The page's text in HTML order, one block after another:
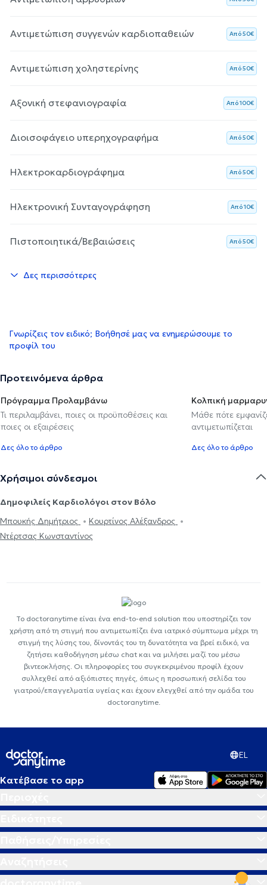
Αντιμετώπιση συγγενών καρδιοπαθειών Aπό 50€
Αντιμετώπιση χοληστερίνης Aπό 50€
Αξονική στεφανιογραφία Aπό 100€
Διοισοφάγειο υπερηχογραφήμα Aπό 50€
Ηλεκτροκαρδιογράφημα Aπό 50€
Ηλεκτρονική Συνταγογράφηση Aπό 10€
Πιστοποιητικά/Βεβαιώσεις Aπό 50€
Δες περισσότερες
Γνωρίζεις τον ειδικό; Βοήθησέ μας να ενημερώσουμε το
προφίλ του
Προτεινόμενα άρθρα
Πρόγραμμα Προλαμβάνω
Τι περιλαμβάνει, ποιες οι προϋποθέσεις και
ποιες οι εξαιρέσεις
Δες όλο το άρθρο
Κολπική
Μάθε πότε
αντιμετωπίζεται
Δες όλο το άρθρο
Χρήσιμοι σύνδεσμοι
Δημοφιλείς Καρδιολόγοι στον Βόλο
Μπουκής Δημήτριος
Κουρτίνος Αλέξανδρος
Ντέρτσας Κωνσταντίνος
Το doctoranytime είναι ένα end-to-end solution που υποστηρίζει τον
χρήστη από τη στιγμή που αντιμετωπίζει ένα ιατρικό σύμπτωμα μέχρι τη
στιγμή της λύσης του, δίνοντάς του τη δυνατότητα να βρεί ειδικό, να
ζητήσει καθοδήγηση μέσω chat και να μιλήσει μαζί του μέσω
βιντεοκλήσης. Οι πληροφορίες του συγκεκριμένου προφίλ έχουν
συλλεχθεί από αξιόπιστες πηγές, όπως η προσωπική σελίδα του
γιατρού/επαγγελματία υγείας και έχουν ελεγχθεί από την ομάδα του
doctoranytime.
EL
Κατέβασε το app